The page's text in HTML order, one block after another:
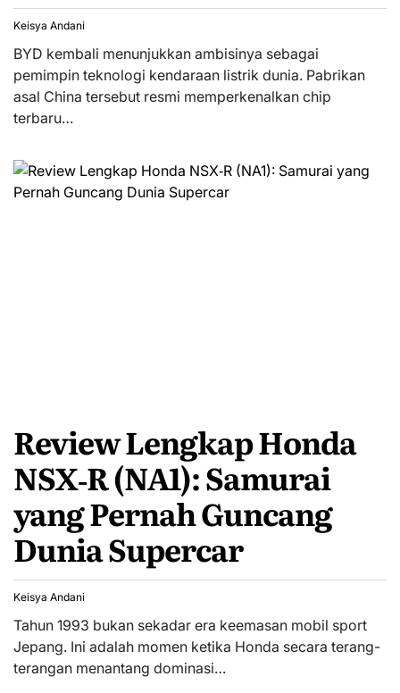
Keisya Andani
BYD kembali menunjukkan ambisinya sebagai
pemimpin teknologi kendaraan listrik dunia. Pabrikan
asal China tersebut resmi memperkenalkan chip
terbaru…
Review Lengkap Honda
NSX‑R (NA1): Samurai
yang Pernah Guncang
Dunia Supercar
Keisya Andani
Tahun 1993 bukan sekadar era keemasan mobil sport
Jepang. Ini adalah momen ketika Honda secara terang-
terangan menantang dominasi…